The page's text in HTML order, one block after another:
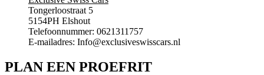
Tongerloostraat 5
5154PH Elshout
Telefoonnummer: 0621311757
E-mailadres: Info@exclusiveswisscars.nl
PLAN EEN PROEFRIT